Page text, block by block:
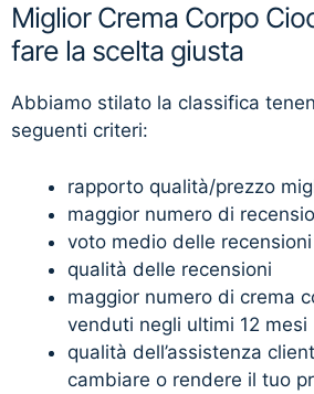
Miglior Crema Corpo
fare la scelta giusta
Abbiamo stilato la classifica
seguenti criteri:
rapporto qualità/prezzo
maggior numero di
voto medio delle recensioni
qualità delle recensioni
maggior numero di crema
venduti negli ultimi 12 mesi
qualità dell’assistenza
cambiare o rendere il tuo